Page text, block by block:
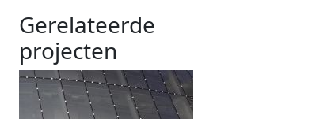
Gerelateerde
projecten